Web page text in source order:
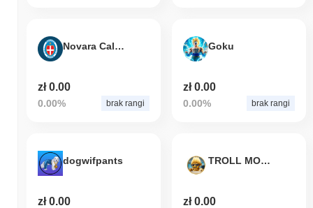
Novara Calcio Fan Token
zł 0.00
0.00% brak rangi
Goku
zł 0.00
0.00% brak rangi
dogwifpants
zł 0.00
TROLL MODE
zł 0.00